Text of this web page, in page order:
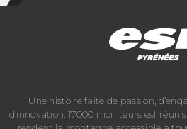
Une histoire faite de passion,
d’innovation. 17000 moniteurs esf